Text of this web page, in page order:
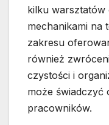
kilku warsztatów
mechanikami na
zakresu
również
czystości i
może świadczyć
pracowników.